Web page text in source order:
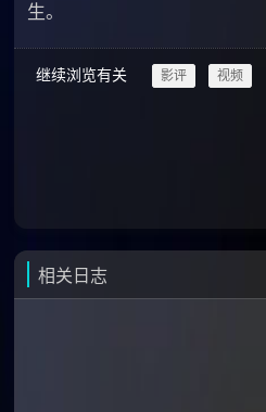
生。
继续浏览有关 影评 视频
相关日志